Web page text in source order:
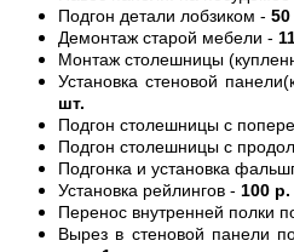
Подгон детали лобзиком -
Демонтаж старой мебели -
Монтаж столешницы
Установка стеновой
шт.
Подгон столешницы с
Подгон столешницы с
Подгонка и установка
Установка рейлингов - 100
Перенос внутренней полки
Вырез в стеновой панели